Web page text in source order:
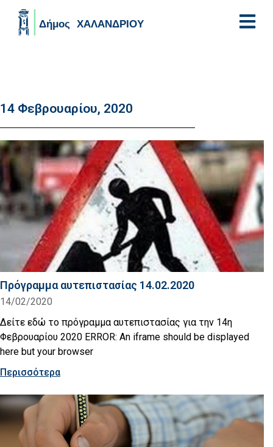
14 Φεβρουαρίου, 2020
Πρόγραμμα αυτεπιστασίας 14.02.2020
14/02/2020
Δείτε εδώ το πρόγραμμα αυτεπιστασίας για την 14η
Φεβρουαρίου 2020 ERROR: An iframe should be displayed
here but your browser
Περισσότερα